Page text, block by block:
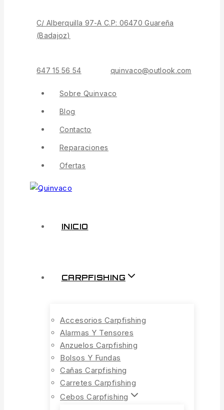
C/ Alberquilla 97-A C.P: 06470 Guareña
(Badajoz)
647 15 56 54 quinvaco@outlook.com
Sobre Quinvaco
Blog
Contacto
Reparaciones
Ofertas
INICIO
CARPFISHING
Accesorios Carpfishing
Alarmas Y Tensores
Anzuelos Carpfishing
Bolsos Y Fundas
Cañas Carpfishing
Carretes Carpfishing
Cebos Carpfishing